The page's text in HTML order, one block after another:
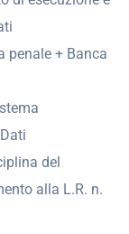
penale + Banca
del
alla L.R. n.